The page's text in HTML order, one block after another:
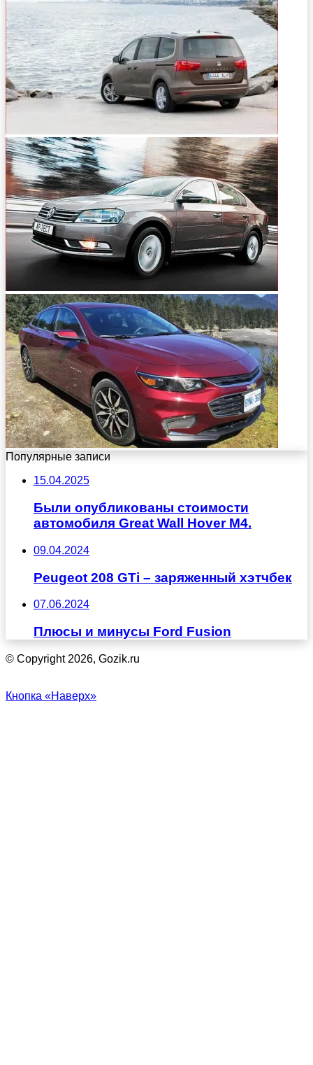
Популярные записи
15.04.2025
Были опубликованы стоимости
автомобиля Great Wall Hover M4.
09.04.2024
Peugeot 208 GTi – заряженный хэтчбек
07.06.2024
Плюсы и минусы Ford Fusion
© Copyright 2026, Gozik.ru
Кнопка «Наверх»